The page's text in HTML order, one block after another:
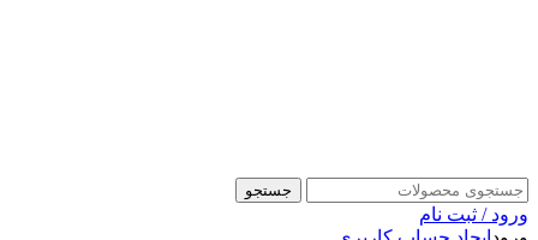
جستجو
ورود / ثبت نام